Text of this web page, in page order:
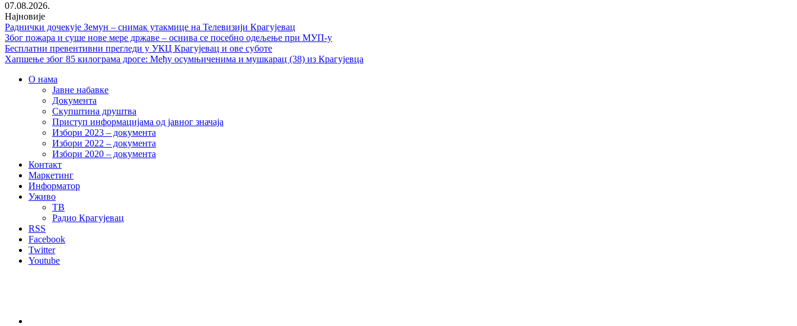
07.08.2026.
Најновије
Раднички дочекује Земун – снимак утакмице на Телевизији Крагујевац
Због пожара и суше нове мере државе – оснива се посебно одељење при МУП-у
Бесплатни превентивни прегледи у УКЦ Крагујевац и ове суботе
Хапшење због 85 килограма дроге: Међу осумњиченима и мушкарац (38) из Крагујевца
О нама
Јавне набавке
Документа
Скупштина друштва
Приступ информацијама од јавног значаја
Избори 2023 – документа
Избори 2022 – документа
Избори 2020 – документа
Контакт
Маркетинг
Информатор
Уживо
ТВ
Радио Крагујевац
RSS
Facebook
Twitter
Youtube